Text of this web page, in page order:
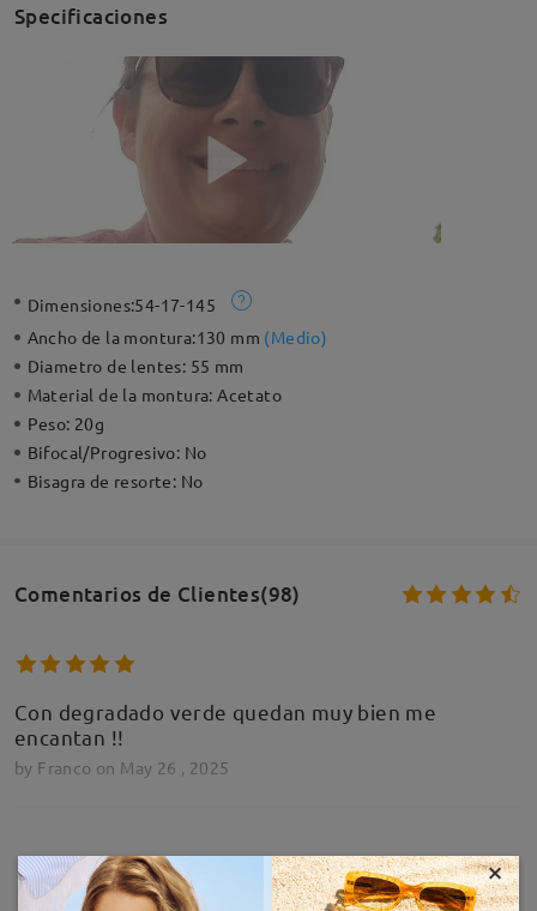
Specificaciones
Dimensiones:54-17-145
Ancho de la montura:130 mm (Medio)
Diametro de lentes: 55 mm
Material de la montura:Acetato
Peso: 20g
Bifocal/Progresivo: No
Bisagra de resorte: No
Comentarios de Clientes(98)
Con degradado verde quedan muy bien me
encantan !!
by Franco on May 26 , 2025
Queda perfecto. Tal y como aparece en la prueba
MOSTRAR MÁS ×